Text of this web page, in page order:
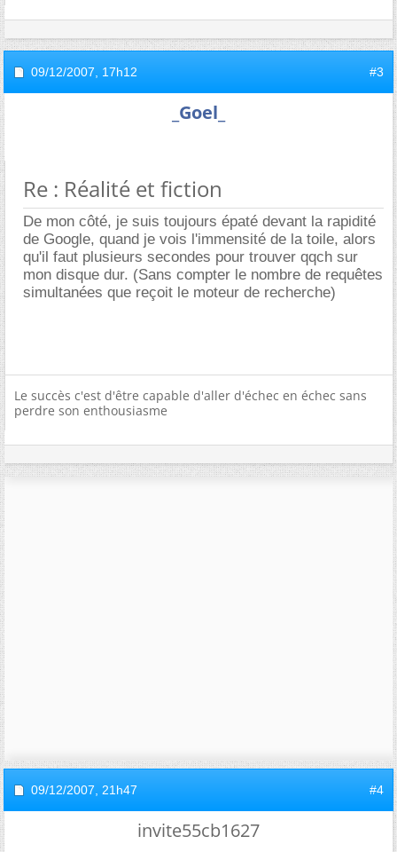
09/12/2007, 17h12 #3
_Goel_
Re : Réalité et fiction
De mon côté, je suis toujours épaté devant la rapidité
de Google, quand je vois l'immensité de la toile, alors
qu'il faut plusieurs secondes pour trouver qqch sur
mon disque dur. (Sans compter le nombre de requêtes
simultanées que reçoit le moteur de recherche)
Le succès c'est d'être capable d'aller d'échec en échec sans
perdre son enthousiasme
09/12/2007, 21h47 #4
invite55cb1627